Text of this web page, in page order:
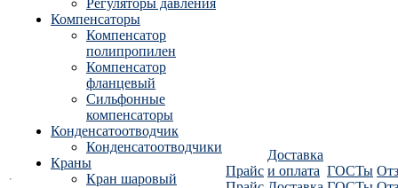
Регуляторы давления
Компенсаторы
Компенсатор
полипропилен
Компенсатор
фланцевый
Сильфонные
компенсаторы
Конденсатоотводчик
Конденсатоотводчики
Краны
Кран шаровый
Прайс
Доставка
и оплата ГОСТы